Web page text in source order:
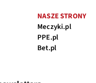
NASZE STRONY
Meczyki.pl
PPE.pl
Bet.pl